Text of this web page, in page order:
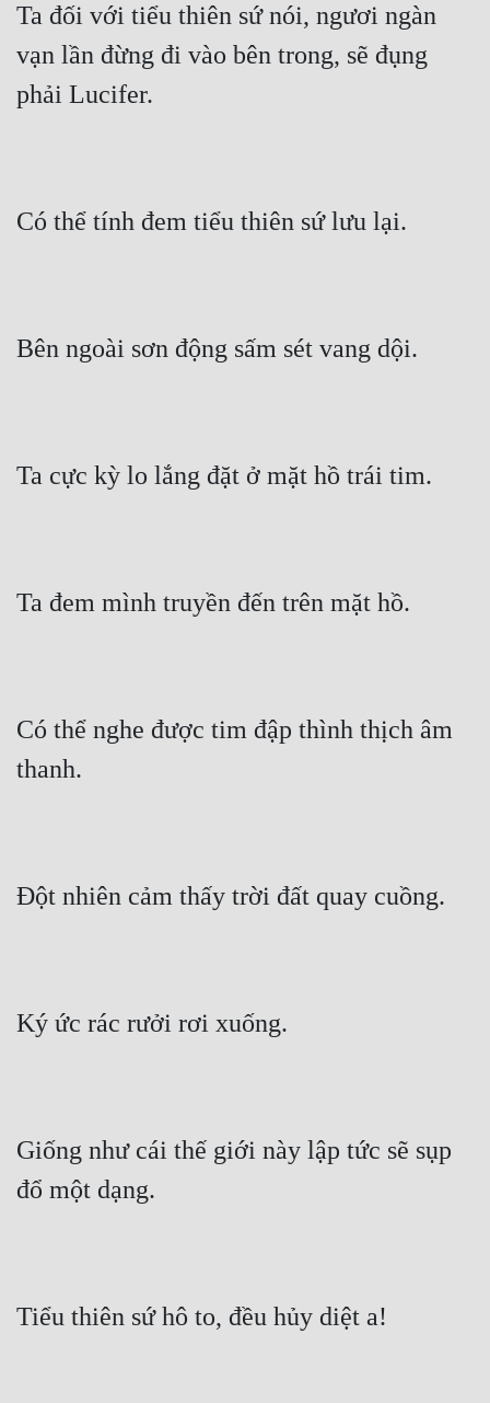
Ta đối với tiểu thiên sứ nói, ngươi ngàn
vạn lần đừng đi vào bên trong, sẽ đụng
phải Lucifer.
Có thể tính đem tiểu thiên sứ lưu lại.
Bên ngoài sơn động sấm sét vang dội.
Ta cực kỳ lo lắng đặt ở mặt hồ trái tim.
Ta đem mình truyền đến trên mặt hồ.
Có thể nghe được tim đập thình thịch âm
thanh.
Đột nhiên cảm thấy trời đất quay cuồng.
Ký ức rác rưởi rơi xuống.
Giống như cái thế giới này lập tức sẽ sụp
đổ một dạng.
Tiểu thiên sứ hô to, đều hủy diệt a!